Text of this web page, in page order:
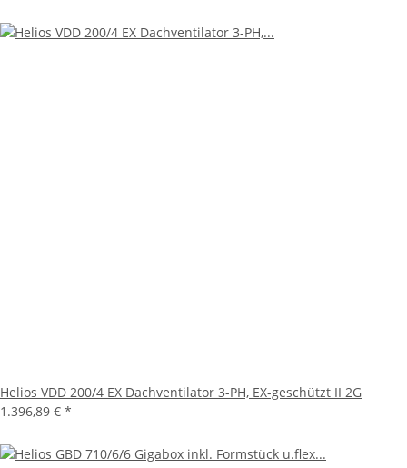
Helios VDD 200/4 EX Dachventilator 3-PH, EX-geschützt II 2G
1.396,89 € *